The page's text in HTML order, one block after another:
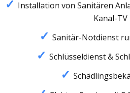
Installation von Sanitären
Kanal-TV
Sanitär-Notdienst
Schlüsseldienst &